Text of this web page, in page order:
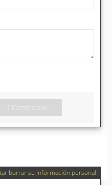
1 Comentario
borrar su información personal.